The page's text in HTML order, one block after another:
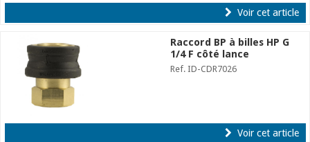
Voir cet article
Raccord BP à billes HP G
1/4 F côté lance
Ref. ID-CDR7026
Voir cet article